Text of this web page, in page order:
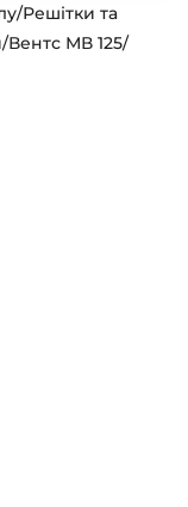
/Решітки та
/Вентс МВ 125/